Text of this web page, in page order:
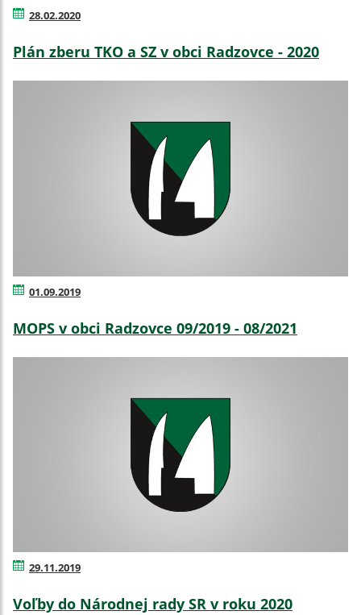
28.02.2020
Plán zberu TKO a SZ v obci Radzovce - 2020
01.09.2019
MOPS v obci Radzovce 09/2019 - 08/2021
29.11.2019
Voľby do Národnej rady SR v roku 2020